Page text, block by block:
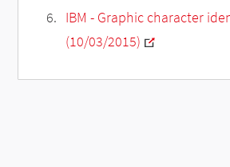
IBM - Graphic character
(10/03/2015)